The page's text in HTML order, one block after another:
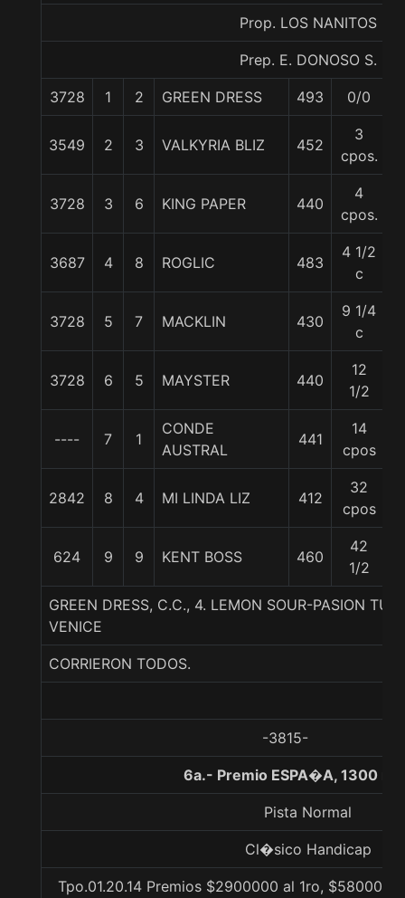
Prop. LOS NANITOS
Prep. E. DONOSO S.
3728 1 2 GREEN DRESS 493 0/0
3549 2 3 VALKYRIA BLIZ 452
3
cpos.
3728 3 6 KING PAPER 440
4
cpos.
3687 4 8 ROGLIC 483
4 1/2
c
3728 5 7 MACKLIN 430
9 1/4
c
3728 6 5 MAYSTER 440
12
1/2
---- 7 1
CONDE
AUSTRAL
441
14
cpos
2842 8 4 MI LINDA LIZ 412
32
cpos
624 9 9 KENT BOSS 460
42
1/2
GREEN DRESS, C.C., 4. LEMON SOUR-PASION
VENICE
CORRIERON TODOS.
-3815-
6a.- Premio ESPA�A, 1300
Pista Normal
Cl�sico Handicap
Tpo.01.20.14 Premios $2900000 al 1ro, $580000